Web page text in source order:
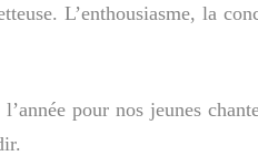
L’enthousiasme, la
pour nos jeunes